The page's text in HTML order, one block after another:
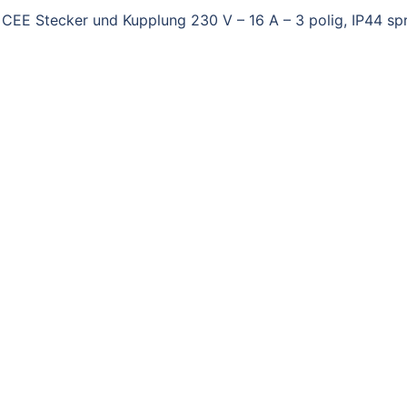
Stecker und Kupplung 230 V – 16 A – 3 polig, IP44